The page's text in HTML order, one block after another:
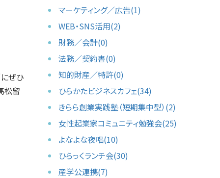
ぜひ
松留
マーケティング／広告(1)
WEB・SNS活用(2)
財務／会計(0)
法務／契約書(0)
知的財産／特許(0)
ひらかたビジネスカフェ(34)
きらら創業実践塾（短期集中型）(2)
女性起業家コミュニティ勉強会(25)
よなよな夜咄(10)
ひらっくランチ会(30)
産学公連携(7)